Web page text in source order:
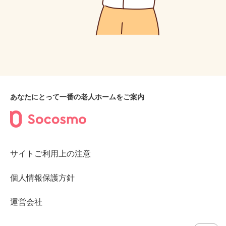
あなたにとって一番の老人ホームをご案内
サイトご利用上の注意
個人情報保護方針
運営会社